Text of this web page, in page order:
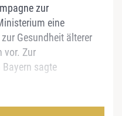
zur
eine
Gesundheit älterer
vor. Zur
sagte